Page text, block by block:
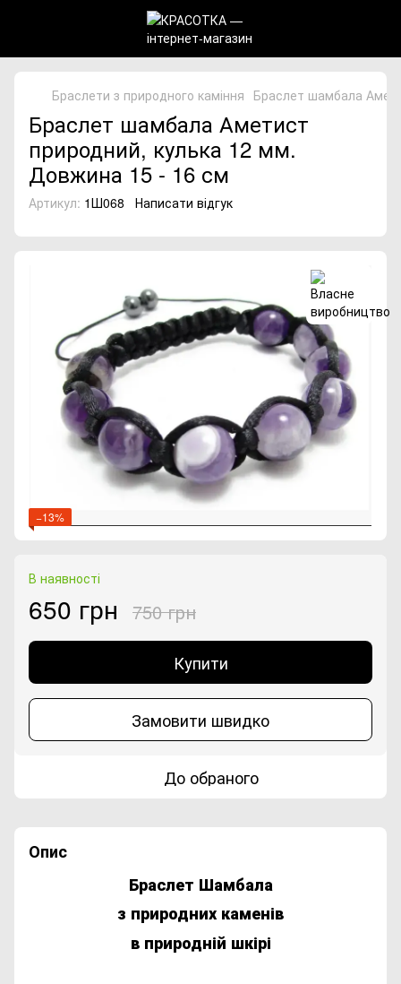
Браслети з природного каміння Браслет шамбала
Браслет шамбала Аметист
природний, кулька 12 мм.
Довжина 15 - 16 см
Артикул: 1Ш068 Написати відгук
−13%
В наявності
650 грн 750 грн
Купити
Замовити швидко
До обраного
Опис
Браслет Шамбала
з природних каменів
в природній шкірі